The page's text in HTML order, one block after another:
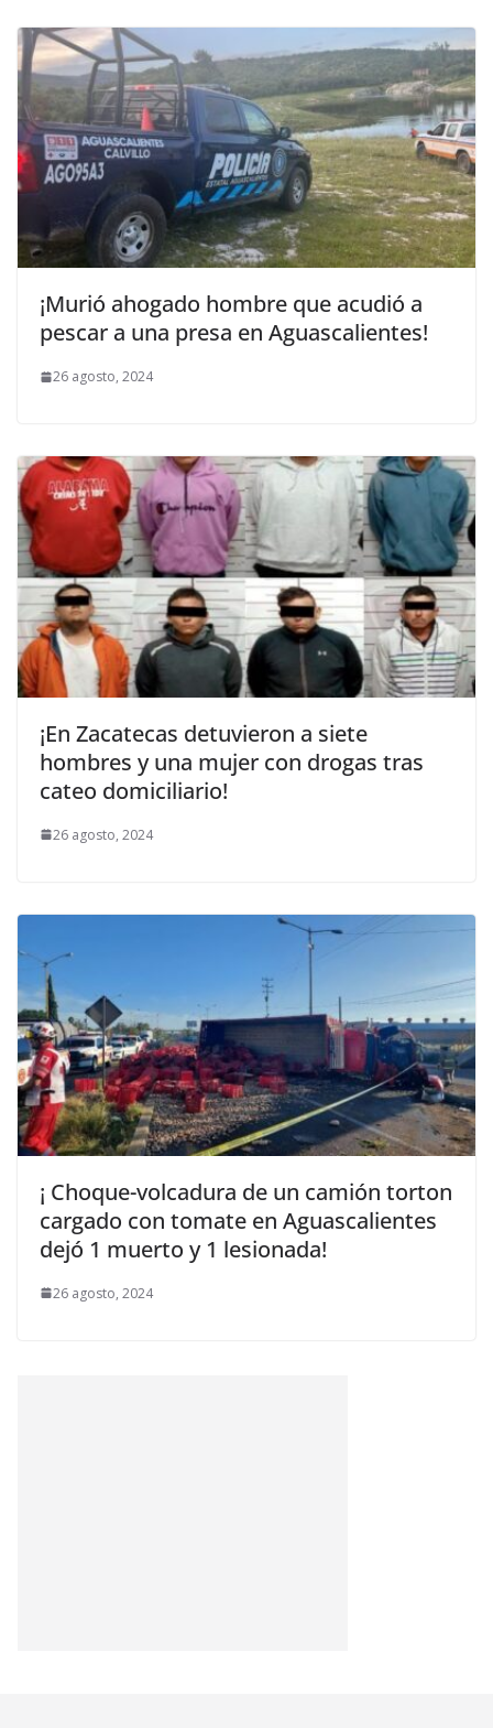
¡Murió ahogado hombre que acudió a
pescar a una presa en Aguascalientes!
26 agosto, 2024
¡En Zacatecas detuvieron a siete
hombres y una mujer con drogas tras
cateo domiciliario!
26 agosto, 2024
¡ Choque-volcadura de un camión torton
cargado con tomate en Aguascalientes
dejó 1 muerto y 1 lesionada!
26 agosto, 2024